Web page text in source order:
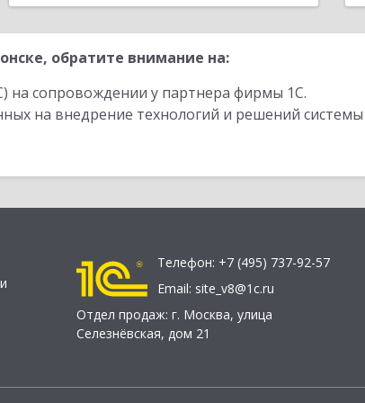
обратите внимание на:
на сопровождении у партнера фирмы 1С.
на внедрение технологий и решений
Телефон: +7 (495) 737-92-57
Email: site_v8@1c.ru
Отдел продаж: г. Москва, улица
Селезнёвская, дом 21